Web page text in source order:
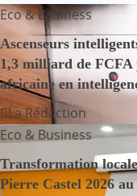
a
t
i
o
n
d
Eco & Business
Ascenseurs
1,3 milliard de FCFA
africaine en
La Rédaction
Eco & Business
Transformation
Pierre Castel 2026